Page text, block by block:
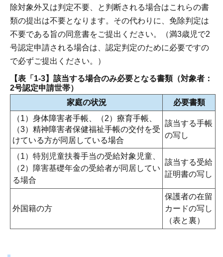
除対象外又は判定不要、と判断される場合はこれらの書
類の提出は不要となります。その代わりに、免除判定は
不要である旨の同意書をご提出ください。（満3歳児で2
号認定申請される場合は、認定判定のために必要ですの
で必ずご提出ください。）
【表「1-3】該当する場合のみ必要となる書類（対象者：
2号認定申請世帯）
家庭の状況
必要書類
（1）身体障害者手帳、（2）療育手帳、
（3）精神障害者保健福祉手帳の交付を受
けている方が同居している場合
該当する手帳
の写し
（1）特別児童扶養手当の受給対象児童、
（2）障害基礎年金の受給者が同居してい
る場合
該当する受給
証明書の写し
外国籍の方
保護者の在留
カードの写し
（表と裏）